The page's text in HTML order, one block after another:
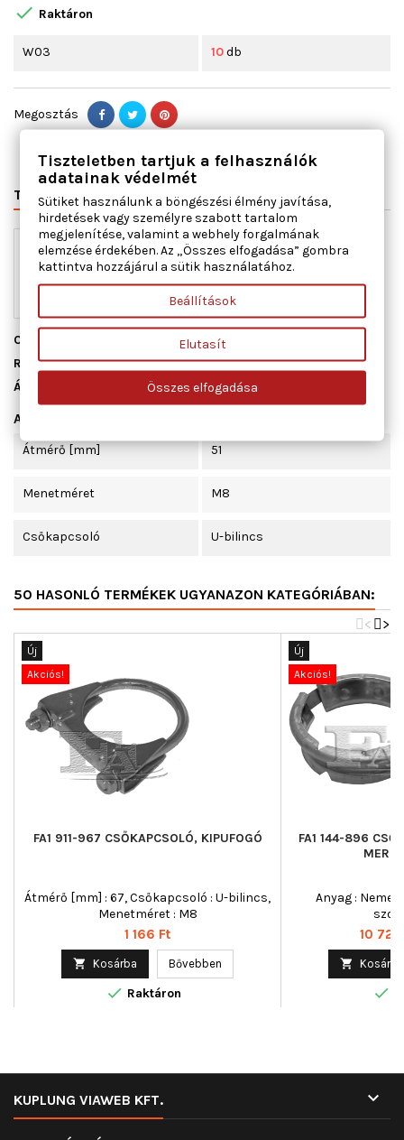
 Raktáron
W03 10db
Megosztás
TERMÉK RÉSZLETEI
Cikkszám
Raktáron10 db
Állapot
Adatlap
Átmérő [mm] 51
Menetméret M8
Csőkapcsoló U-bilincs
50 HASONLÓ TERMÉKEK UGYANAZON KATEGÓRIÁBAN:
>
<
Új
Akciós!
FA1 911-967 CSŐKAPCSOLÓ, KIPUFOGÓ
Átmérő [mm] : 67, Csőkapcsoló : U-bilincs,
Menetméret : M8
Ár
1 166 Ft
 Kosárba Bővebben
 Raktáron
Új
Akciós!
FA1 144-896
Anyag :
Ár
10 723
 Kosárba

KUPLUNG VIAWEB KFT. 
Tiszteletben tartjuk a felhasználók
adatainak védelmét
Sütiket használunk a böngészési élmény javítása,
hirdetések vagy személyre szabott tartalom
megjelenítése, valamint a webhely forgalmának
elemzése érdekében. Az „Összes elfogadása” gombra
kattintva hozzájárul a sütik használatához.
Beállítások
Elutasít
Összes elfogadása